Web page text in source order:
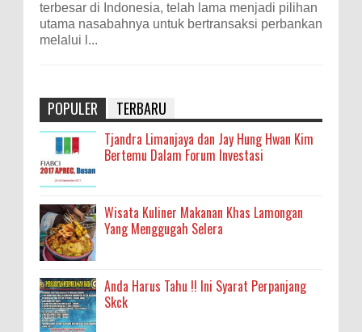
terbesar di Indonesia, telah lama menjadi pilihan
utama nasabahnya untuk bertransaksi perbankan
melalui l...
POPULER TERBARU
Tjandra Limanjaya dan Jay Hung Hwan Kim
Bertemu Dalam Forum Investasi
Wisata Kuliner Makanan Khas Lamongan
Yang Menggugah Selera
Anda Harus Tahu !! Ini Syarat Perpanjang
Skck